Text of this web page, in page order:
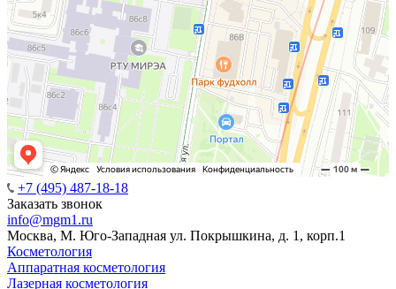
+7 (495) 487-18-18
Заказать звонок
info@mgm1.ru
Москва, М. Юго-Западная ул. Покрышкина, д. 1, корп.1
Косметология
Аппаратная косметология
Лазерная косметология